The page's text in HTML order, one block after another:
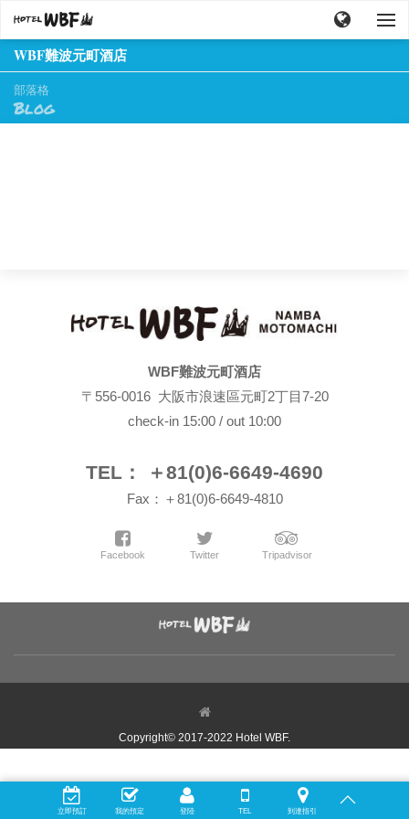
WBF難波元町酒店
部落格
Blog
WBF難波元町酒店
〒556-0016 大阪市浪速區元町2丁目7-20
check-in 15:00 / out 10:00
TEL： ＋81(0)6-6649-4690
Fax：＋81(0)6-6649-4810
Facebook Twitter Tripadvisor
立即預訂 我的預定 登陸 TEL 到達指引
Copyright© 2017-2022 Hotel WBF.